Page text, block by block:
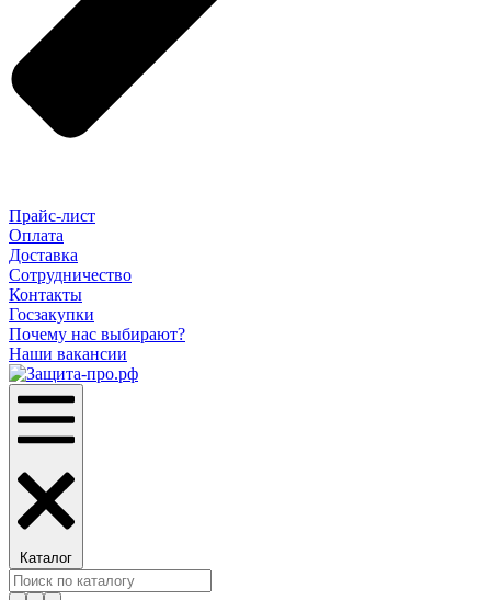
Прайс-лист
Оплата
Доставка
Сотрудничество
Контакты
Госзакупки
Почему нас выбирают?
Наши вакансии
Каталог